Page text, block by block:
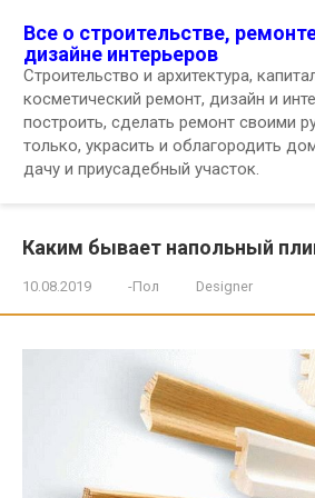
контенту
Все о строительстве,
дизайне интерьеров
Строительство и архитектура,
косметический ремонт, дизайн и
построить, сделать ремонт своими
только, украсить и облагородить
дачу и приусадебный участок.
Каким бывает напольный
10.08.2019 -Пол Designer